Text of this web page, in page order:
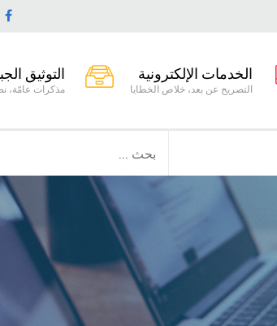
الخدمات الإلكترونية
التصريح عن بعد، خلاص الخطايا
التوثيق
مذكرات عامّة،